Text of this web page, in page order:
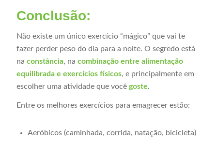
Conclusão:
Não existe um único exercício “mágico” que vai te
fazer perder peso do dia para a noite. O segredo está
na constância, na combinação entre alimentação
equilibrada e exercícios físicos, e principalmente em
escolher uma atividade que você goste.
Entre os melhores exercícios para emagrecer estão:
Aeróbicos (caminhada, corrida, natação, bicicleta)